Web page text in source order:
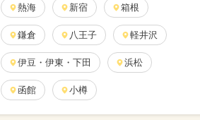
熱海 新宿 箱根
鎌倉 八王子 軽井沢
伊豆・伊東・下田 浜松
函館 小樽